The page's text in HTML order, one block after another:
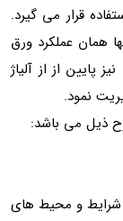
309 نیز مورد استفاده قرار می گیرد.
همان عملکرد ورق
نیز پایین از از آلیاژ
نمود.
شرایط و محیط های